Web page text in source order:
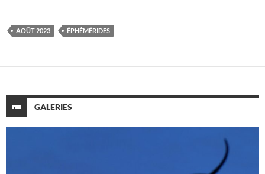
AOÛT 2023 ÉPHÉMÉRIDES
GALERIES